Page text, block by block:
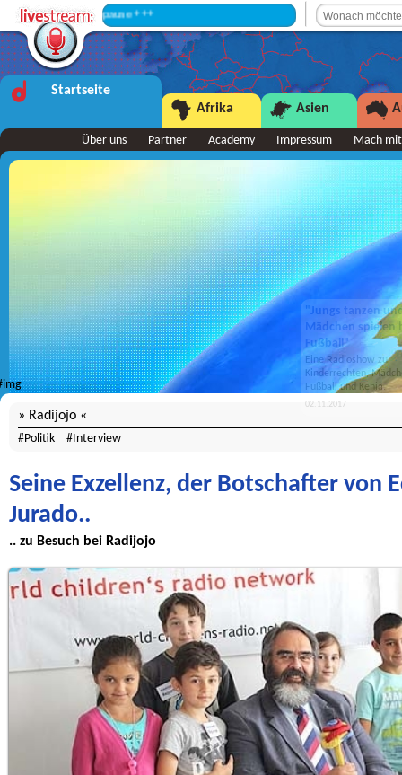
+++ Sendepause +++
Startseite
Afrika
Asien
Über uns Partner Academy Impressum Mach mit
Radijojo
Politik Interview
Seine Exzellenz, der Botschafter von
Jurado..
.. zu Besuch bei Radijojo